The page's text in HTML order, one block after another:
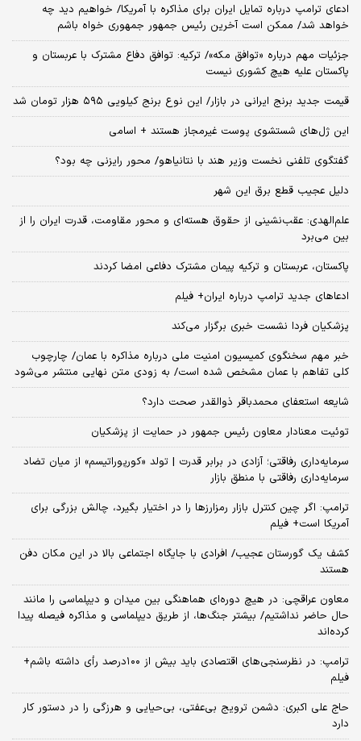
ادعای ترامپ درباره تمایل ایران برای مذاکره با آمریکا/ خواهیم دید چه
خواهد شد/ ممکن است آخرین رئیس‌ جمهور جمهوری خواه باشم
جزئیات مهم درباره «توافق مکه»/ ترکیه‌: توافق دفاع مشترک با عربستان و
پاکستان علیه هیچ کشوری نیست
قیمت جدید برنج ایرانی در بازار/ این نوع برنج کیلویی ۵۹۵ هزار تومان شد
این ژل‌های شستشوی پوست غیرمجاز هستند + اسامی
گفتگوی تلفنی نخست وزیر هند با نتانیاهو/ محور رایزنی چه بود؟
دلیل عجیب قطع برق این شهر
علم‌الهدی: عقب‌نشینی از حقوق هسته‌ای و محور مقاومت، قدرت ایران را از
بین می‌برد
پاکستان، عربستان و ترکیه پیمان مشترک دفاعی امضا کردند
ادعاهای جدید ترامپ درباره ایران+ فیلم
پزشکیان فردا نشست خبری برگزار می‌کند
خبر مهم سخنگوی کمیسیون امنیت ملی درباره مذاکره با عمان/ چارچوب
کلی تفاهم با عمان مشخص شده است/ به زودی متن نهایی منتشر می‌شود
شایعه استعفای محمدباقر ذوالقدر صحت دارد؟
توئیت معنادار معاون رئیس جمهور در حمایت از پزشکیان
سرمایه‌داری رفاقتی؛ آزادی در برابر قدرت | تولد «کورپوراتیسم» از میان تضاد
سرمایه‌داری رفاقتی با منطق بازار
ترامپ: اگر چین کنترل بازار رمزارزها را در اختیار بگیرد، چالش بزرگی برای
آمریکا است+ فیلم
کشف یک گورستان عجیب/ افرادی با جایگاه اجتماعی بالا در این مکان دفن
هستند
معاون عراقچی: در هیچ دوره‌ای هماهنگی بین میدان و دیپلماسی را مانند
حال حاضر نداشتیم/ بیشتر جنگ‌ها، از طریق دیپلماسی و مذاکره فیصله پیدا
کرده‌اند
ترامپ: در نظرسنجی‌های اقتصادی باید بیش از ۱۰۰درصد رأی داشته باشم+
فیلم
حاج علی اکبری: دشمن ترویج بی‌عفتی، بی‌حیایی و هرزگی را در دستور کار
دارد